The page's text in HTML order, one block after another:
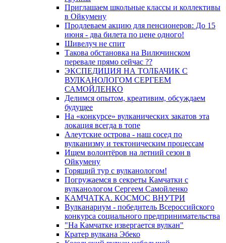
Приглашаем школьные классы и коллективы
в Ойкумену
Продлеваем акцию для пенсионеров: До 15
июня - два билета по цене одного!
Шивелуч не спит
Такова обстановка на Вилючинском
перевале прямо сейчас ??
ЭКСПЕДИЦИЯ НА ТОЛБАЧИК С
ВУЛКАНОЛОГОМ СЕРГЕЕМ
САМОЙЛЕНКО
Делимся опытом, креативим, обсуждаем
будущее
На «конкурсе» вулканических закатов эта
локация всегда в топе
Алеутские острова - наш сосед по
вулканизму и тектоническим процессам
Ищем волонтёров на летний сезон в
Ойкумену
Горящий тур с вулканологом!
Погружаемся в секреты Камчатки с
вулканологом Сергеем Самойленко
КАМЧАТКА. КОСМОС ВНУТРИ
Вулканариум - победитель Всероссийского
конкурса социального предпринимательства
"На Камчатке извергается вулкан"
Кратер вулкана Эбеко